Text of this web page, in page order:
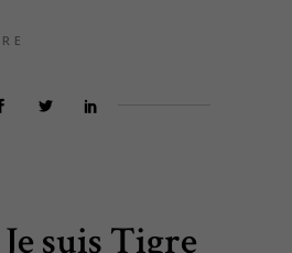
Je suis Tigre